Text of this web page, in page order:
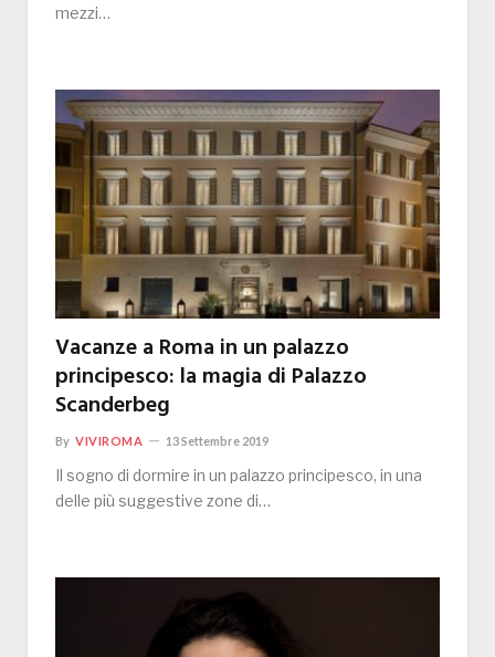
mezzi…
Vacanze a Roma in un palazzo
principesco: la magia di Palazzo
Scanderbeg
By VIVIROMA 13 Settembre 2019
Il sogno di dormire in un palazzo principesco, in una
delle più suggestive zone di…